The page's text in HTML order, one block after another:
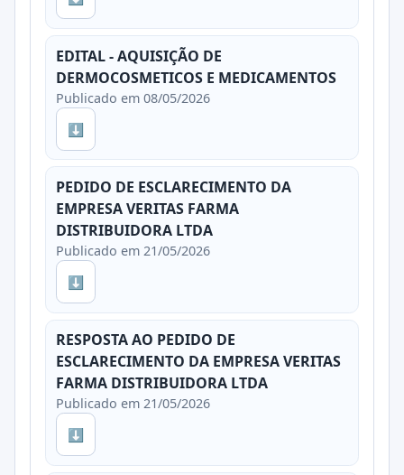
EDITAL - AQUISIÇÃO DE
DERMOCOSMETICOS E MEDICAMENTOS
Publicado em 08/05/2026
⬇
PEDIDO DE ESCLARECIMENTO DA
EMPRESA VERITAS FARMA
DISTRIBUIDORA LTDA
Publicado em 21/05/2026
⬇
RESPOSTA AO PEDIDO DE
ESCLARECIMENTO DA EMPRESA VERITAS
FARMA DISTRIBUIDORA LTDA
Publicado em 21/05/2026
⬇